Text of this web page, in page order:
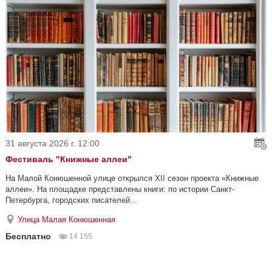
31 августа 2026 г. 12:00
Фестиваль "Книжные аллеи"
На Малой Конюшенной улице открылся XII сезон проекта «Книжные
аллеи». На площадке представлены книги: по истории Санкт-
Петербурга, городских писателей...
Улица Малая Конюшенная
Бесплатно 14 155